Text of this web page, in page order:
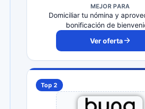
MEJOR PARA
Domiciliar tu nómina y
bonificación de
Ver oferta
Top 2